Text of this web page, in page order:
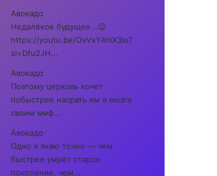
Авокадо
Недалёкое будущее...😉
https://youtu.be/OvVxY4mX3io?
si=Dfu2JH...
Авокадо
Поэтому церковь хочет
побыстрее насрать им в мозги
своим миф...
Авокадо
Одно я знаю точно — чем
быстрее умрёт старое
поколение, чем...